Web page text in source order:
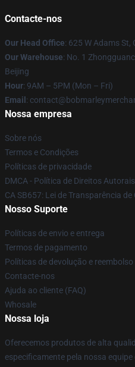
Contacte-nos
Our Head Office: 625 W Adams St,
Our Warehouse: No. 1
Beijing
Hour: 9AM – 5PM (Mon – Fri)
Email :
Nossa empresa
Sobre nós
Termos e Condições
Políticas de privacidade
DMCA - Política de Direitos Autorais
CA SB657: Lei de Transparência
Nosso Suporte
Políticas de envio e entrega
Termos de pagamento
Políticas de devolução e reembolso
Contacte-nos
Ajuda ao cliente (FAQ)
Whosale
Nossa loja
Oferecemos produtos de alta
especificamente pela nossa